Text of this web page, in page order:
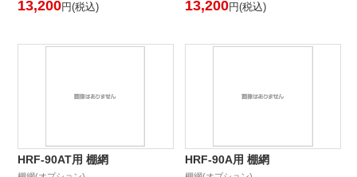
13,200円(税込) 13,200円(税込)
HRF-90AT用 棚網 HRF-90A用 棚網